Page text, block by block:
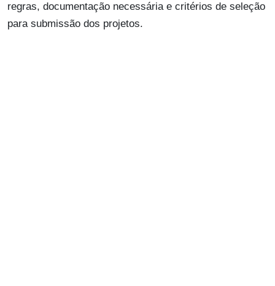
regras, documentação necessária e critérios de seleção
para submissão dos projetos.